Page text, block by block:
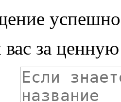
успешно
вас за